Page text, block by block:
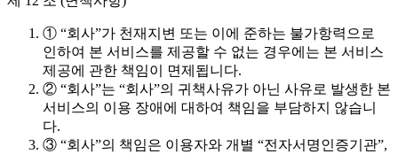
① “회사”가 천재지변 또는 이에 준하는 불가항력으로
인하여 본 서비스를 제공할 수 없는 경우에는 본 서비스
제공에 관한 책임이 면제됩니다.
② “회사”는 “회사”의 귀책사유가 아닌 사유로 발생한 본
서비스의 이용 장애에 대하여 책임을 부담하지 않습니
다.
③ “회사”의 책임은 이용자와 개별 “전자서명인증기관”,